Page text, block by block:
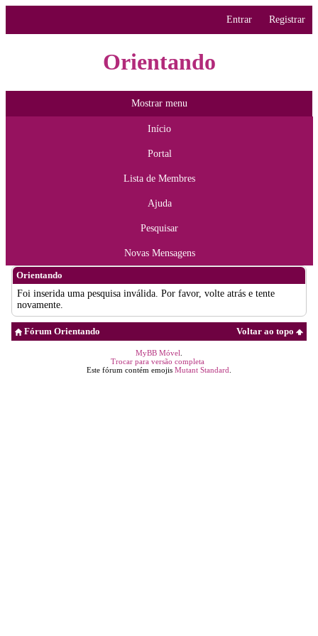
Entrar Registrar
Orientando
Mostrar menu
Início
Portal
Lista de Membres
Ajuda
Pesquisar
Novas Mensagens
Orientando
Foi inserida uma pesquisa inválida. Por favor, volte atrás e tente
novamente.
Voltar ao topo
Fórum Orientando
MyBB Móvel
Trocar para versão completa
Este fórum contém emojis Mutant Standard